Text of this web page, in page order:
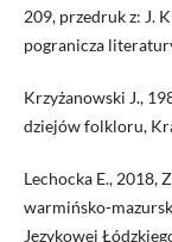
209, przedruk z: J.
pogranicza
Krzyżanowski J.,
dziejów folkloru,
Lechocka E., 2018,
warmińsko-
Językowej